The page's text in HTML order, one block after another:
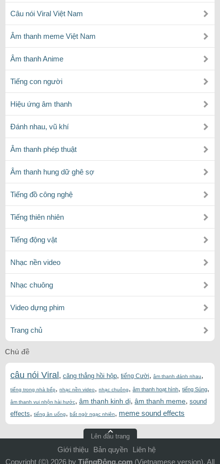
Câu nói Viral Việt Nam
Âm thanh meme Việt Nam
Âm thanh Anime
Tiếng con người
Hiệu ứng âm thanh
Đánh nhau, vũ khí
Âm thanh phép thuật
Âm thanh hung dữ ghê sợ
Tiếng đồ công nghệ
Tiếng thiên nhiên
Tiếng động vật
Nhạc nền video
Nhạc chuông
Video dựng phim
Trang chủ
Chủ đề
câu nói Viral , căng thẳng hồi hộp, tiếng Cười, âm thanh đánh nhau,
tiếng trong nhà bếp, nhạc nền video, nhạc chuông, âm thanh hoạt hình, tiếng Súng,
âm thanh vui nhộn hài hước, âm thanh kinh dị, âm thanh meme, sound
effects, tiếng ăn uống, bất ngờ ngạc nhiên, meme sound effects
Lên đầu trang
Giới thiệu Bản quyền
Liên hệ
Copyright (©) 2026 by TiếngĐộng.com (Vietnamese version). All